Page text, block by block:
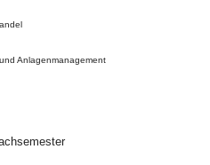
Anlagenmanagement